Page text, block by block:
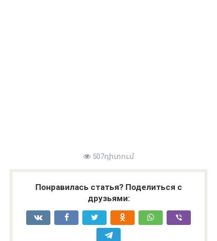
507դիտում
Понравилась статья? Поделиться с
друзьями: